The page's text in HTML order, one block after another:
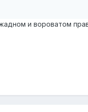
и вороватом